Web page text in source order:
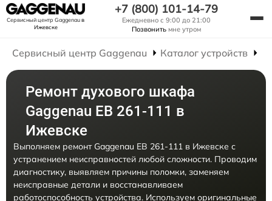
Сервисный центр Gaggenauв
Ижевске
+7 (800) 101-14-79
Ежедневно с 9:00 до 21:00
Позвонить мне утром
Сервисный центр Gaggenau Каталог устройств
Ремонт духового шкафа
Gaggenau EB 261-111 в
Ижевске
Выполняем ремонт Gaggenau EB 261-111 в Ижевске с
устранением неисправностей любой сложности. Проводим
диагностику, выявляем причины поломки, заменяем
неисправные детали и восстанавливаем
работоспособность устройства. Используем оригинальные